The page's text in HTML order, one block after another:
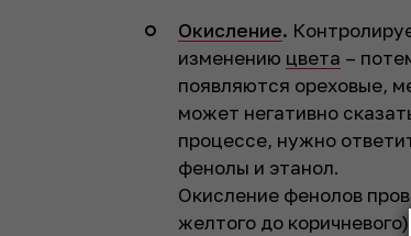
Окисление.
изменению цвета –
появляются ореховые,
может негативно
процессе, нужно
фенолы и этанол.
Окисление фенолов
желтого до